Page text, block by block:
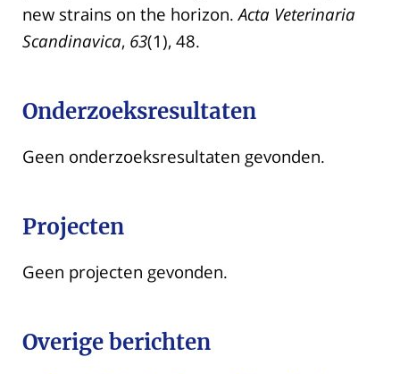
new strains on the horizon.Acta Veterinaria
Scandinavica, 63(1), 48.
Onderzoeksresultaten
Geen onderzoeksresultaten gevonden.
Projecten
Geen projecten gevonden.
Overige berichten